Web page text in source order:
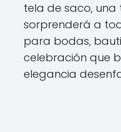
tela de saco, una
sorprenderá a
para bodas,
celebración que
elegancia